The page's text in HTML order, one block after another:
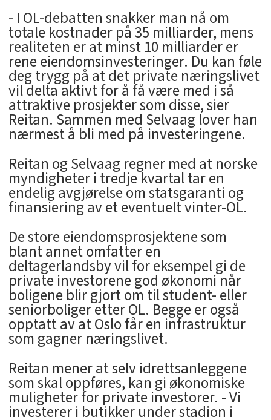
- I OL-debatten snakker man nå om
totale kostnader på 35 milliarder, mens
realiteten er at minst 10 milliarder er
rene eiendomsinvesteringer. Du kan føle
deg trygg på at det private næringslivet
vil delta aktivt for å få være med i så
attraktive prosjekter som disse, sier
Reitan. Sammen med Selvaag lover han
nærmest å bli med på investeringene.
Reitan og Selvaag regner med at norske
myndigheter i tredje kvartal tar en
endelig avgjørelse om statsgaranti og
finansiering av et eventuelt vinter-OL.
De store eiendomsprosjektene som
blant annet omfatter en
deltagerlandsby vil for eksempel gi de
private investorene god økonomi når
boligene blir gjort om til student- eller
seniorboliger etter OL. Begge er også
opptatt av at Oslo får en infrastruktur
som gagner næringslivet.
Reitan mener at selv idrettsanleggene
som skal oppføres, kan gi økonomiske
muligheter for private investorer. - Vi
investerer i butikker under stadion i